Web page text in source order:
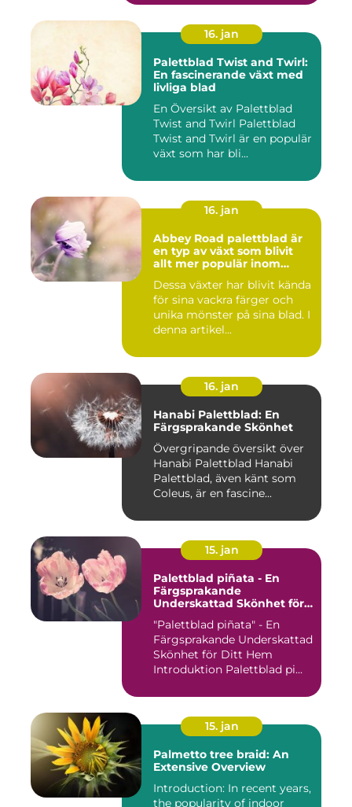
16. jan
Palettblad Twist and Twirl:
En fascinerande växt med
livliga blad
En Översikt av Palettblad
Twist and Twirl Palettblad
Twist and Twirl är en populär
växt som har bli...
16. jan
Abbey Road palettblad är
en typ av växt som blivit
allt mer populär inom
Dessa växter har blivit kända
för sina vackra färger och
unika mönster på sina blad. I
denna artikel...
16. jan
Hanabi Palettblad: En
Färgsprakande Skönhet
Övergripande översikt över
Hanabi Palettblad Hanabi
Palettblad, även känt som
Coleus, är en fascine...
15. jan
Palettblad piñata - En
Färgsprakande
Underskattad Skönhet för
"Palettblad piñata" - En
Färgsprakande Underskattad
Skönhet för Ditt Hem
Introduktion Palettblad pi...
15. jan
Palmetto tree braid: An
Extensive Overview
Introduction: In recent years,
the popularity of indoor